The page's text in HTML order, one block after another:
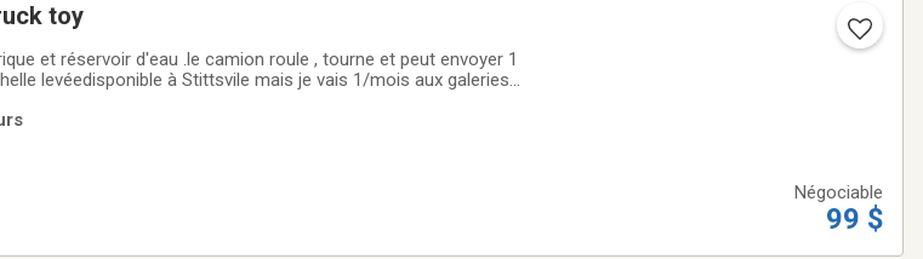
,firetruck toy
et réservoir d'eau .le camion roule , tourne et peut envoyer 1
levéedisponible à Stittsvile mais je vais 1/mois aux galeries
Négociable
99 $